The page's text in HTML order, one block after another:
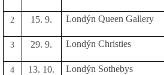
2 15. 9. Londýn Queen Gallery
3 29. 9. Londýn Christies
4 13. 10. Londýn Sothebys